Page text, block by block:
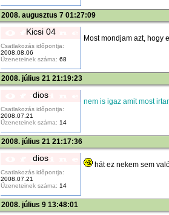
2008. augusztus 7 01:27:09
Kicsi 04
Csatlakozás időpontja:
2008.08.06
Üzeneteinek száma: 68
Most mondjam azt, hogy
2008. július 21 21:19:23
dios
Csatlakozás időpontja:
2008.07.21
Üzeneteinek száma: 14
nem is igaz amit most
2008. július 21 21:17:36
dios
Csatlakozás időpontja:
2008.07.21
Üzeneteinek száma: 14
hát ez nekem sem
2008. július 9 13:48:01